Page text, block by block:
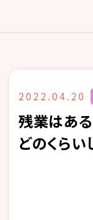
2022.04.20
残業はあ
どのくらい